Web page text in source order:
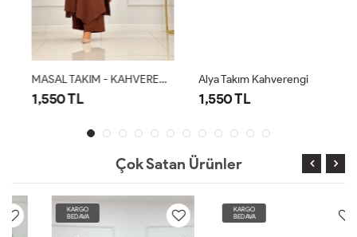
MASAL TAKIM - KAHVERENGİ
1,550 TL
Alya Takım Kahverengi
1,550 TL
Çok Satan Ürünler